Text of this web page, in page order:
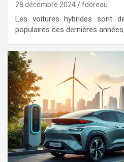
28 décembre 2024 fdoreau
Les voitures hybrides sont
populaires ces dernières